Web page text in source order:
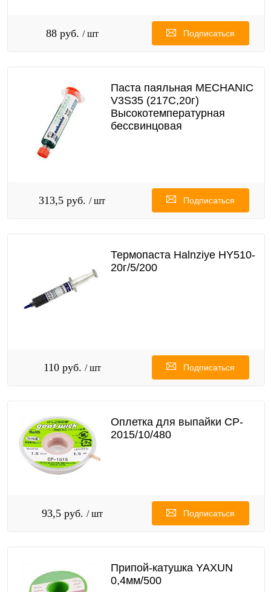
88 руб. / шт Подписаться
Паста паяльная MECHANIC
V3S35 (217С,20г)
Высокотемпературная
бессвинцовая
313,5 руб. / шт Подписаться
Термопаста Halnziye HY510-
20г/5/200
110 руб. / шт Подписаться
Оплетка для выпайки CP-
2015/10/480
93,5 руб. / шт Подписаться
Припой-катушка YAXUN
0,4мм/500